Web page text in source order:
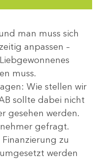
man muss sich
anpassen –
muss.
Wie stellen wir
sollte dabei nicht
gesehen werden.
gefragt.
zu
werden